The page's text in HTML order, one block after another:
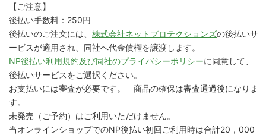
【ご注意】
後払い手数料：250円
後払いのご注文には、 株式会社ネットプロテクションズの後払いサ
ービスが適用され、同社へ代金債権を譲渡します。
NP後払い利用規約及び同社のプライバシーポリシーに同意して、
後払いサービスをご選択ください。
お支払いには審査が必要です。 商品の確保は審査通過後になりま
す。
未発売（ご予約）はご利用いただけません。
当オンラインショップでのNP後払い初回ご利用時は合計20，000